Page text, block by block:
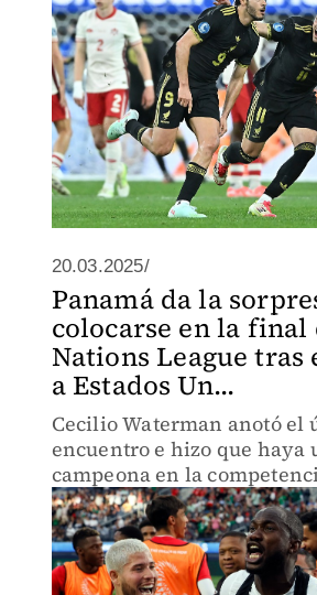
20.03.2025/
Panamá da la
colocarse en la final
Nations League
a Estados Un...
Cecilio Waterman anotó el
encuentro e hizo que haya
campeona en la